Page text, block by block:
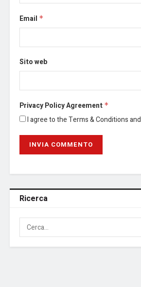
Email *
Sito web
Privacy Policy Agreement *
I agree to the Terms & Conditions and
Ricerca